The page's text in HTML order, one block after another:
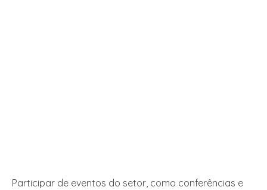
Participar de eventos do setor, como conferências e